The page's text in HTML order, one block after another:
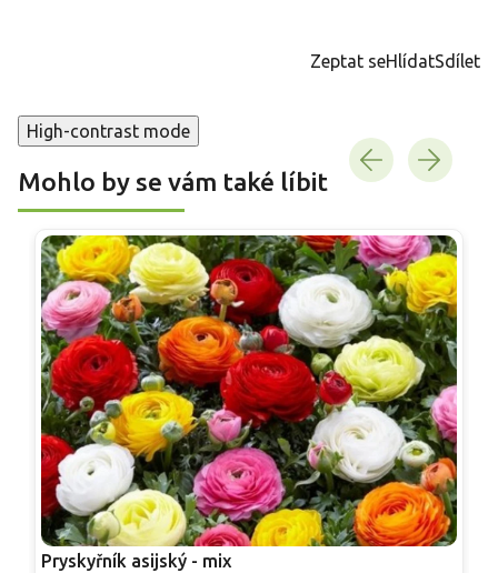
Zeptat seHlídatSdílet
High-contrast mode
Mohlo by se vám také líbit
Pryskyřník asijský - mix